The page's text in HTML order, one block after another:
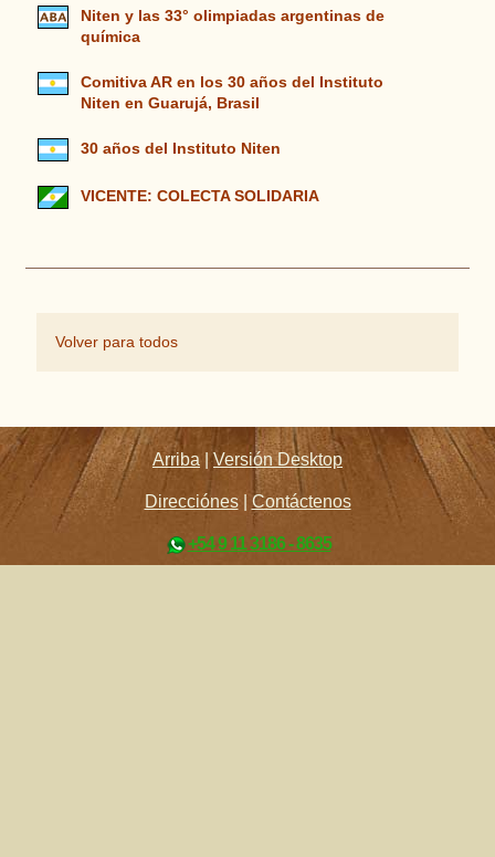
Niten y las 33° olimpiadas argentinas de
química
Comitiva AR en los 30 años del Instituto
Niten en Guarujá, Brasil
30 años del Instituto Niten
VICENTE: COLECTA SOLIDARIA
Volver para todos
Arriba |Versión Desktop
Direcciónes| Contáctenos
+54 9 11 3186 - 8635